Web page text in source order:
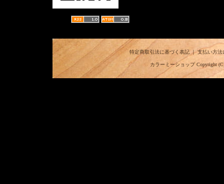
特定商取引法に基づく表記｜支払い方法
カラーミーショップCopyright